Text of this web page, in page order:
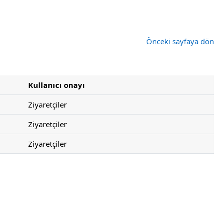
Önceki sayfaya dön
Kullanıcı onayı
Ziyaretçiler
Ziyaretçiler
Ziyaretçiler